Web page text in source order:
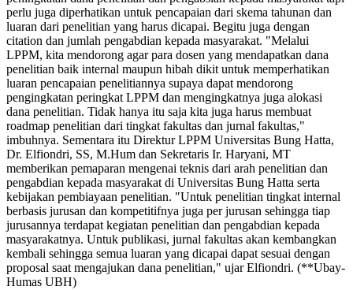
perlu juga diperhatikan untuk pencapaian dari skema tahunan dan
luaran dari penelitian yang harus dicapai. Begitu juga dengan
citation dan jumlah pengabdian kepada masyarakat. "Melalui
LPPM, kita mendorong agar para dosen yang mendapatkan dana
penelitian baik internal maupun hibah dikit untuk memperhatikan
luaran pencapaian penelitiannya supaya dapat mendorong
pengingkatan peringkat LPPM dan mengingkatnya juga alokasi
dana penelitian. Tidak hanya itu saja kita juga harus membuat
roadmap penelitian dari tingkat fakultas dan jurnal fakultas,"
imbuhnya. Sementara itu Direktur LPPM Universitas Bung Hatta,
Dr. Elfiondri, SS, M.Hum dan Sekretaris Ir. Haryani, MT
memberikan pemaparan mengenai teknis dari arah penelitian dan
pengabdian kepada masyarakat di Universitas Bung Hatta serta
kebijakan pembiayaan penelitian. "Untuk penelitian tingkat internal
berbasis jurusan dan kompetitifnya juga per jurusan sehingga tiap
jurusannya terdapat kegiatan penelitian dan pengabdian kepada
masyarakatnya. Untuk publikasi, jurnal fakultas akan kembangkan
kembali sehingga semua luaran yang dicapai dapat sesuai dengan
proposal saat mengajukan dana penelitian," ujar Elfiondri. (**Ubay-
Humas UBH)